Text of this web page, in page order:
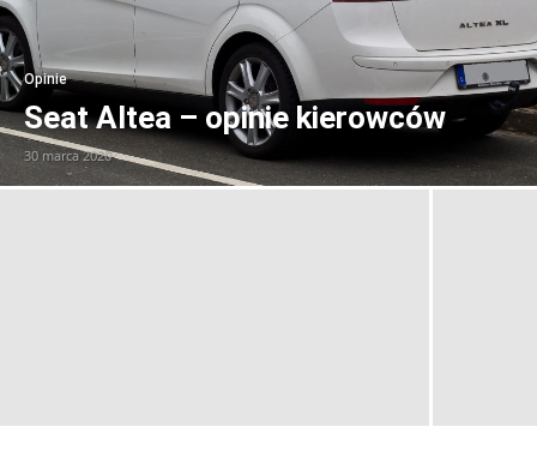
Opinie
Seat Altea – opinie kierowców
30 marca 2020